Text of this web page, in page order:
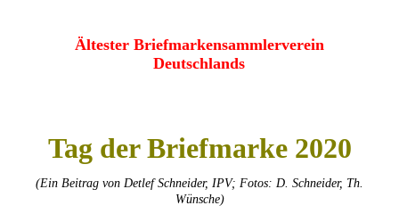
Ältester Briefmarkensammlerverein
Deutschlands
Tag der Briefmarke 2020
(Ein Beitrag von Detlef Schneider, IPV; Fotos: D. Schneider, Th.
Wünsche)